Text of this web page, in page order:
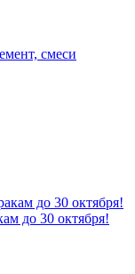
смеси
до 30 октября!